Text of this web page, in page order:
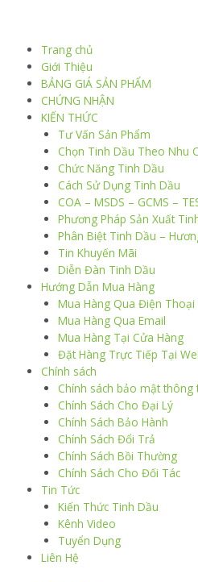
Trang chủ
Giới Thiệu
BẢNG GIÁ SẢN PHẨM
CHỨNG NHẬN
KIẾN THỨC
Tư Vấn Sản Phẩm
Chọn Tinh Dầu Theo Nhu
Chức Năng Tinh Dầu
Cách Sử Dụng Tinh Dầu
COA – MSDS – GCMS –
Phương Pháp Sản Xuất
Phân Biệt Tinh Dầu –
Tin Khuyến Mãi
Diễn Đàn Tinh Dầu
Hướng Dẫn Mua Hàng
Mua Hàng Qua Điện Thoại
Mua Hàng Qua Email
Mua Hàng Tại Cửa Hàng
Đặt Hàng Trực Tiếp Tại
Chính sách
Chính sách bảo mật thông
Chính Sách Cho Đại Lý
Chính Sách Bảo Hành
Chính Sách Đổi Trả
Chính Sách Bồi Thường
Chính Sách Cho Đối Tác
Tin Tức
Kiến Thức Tinh Dầu
Kênh Video
Tuyển Dụng
Liên Hệ